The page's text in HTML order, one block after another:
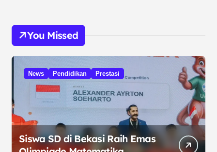
You Missed
News Pendidikan Prestasi
Siswa SD di Bekasi Raih Emas